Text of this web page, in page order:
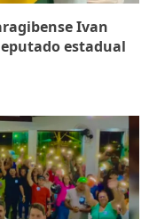
Ivan
estadual